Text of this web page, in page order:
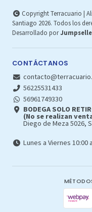
Copyright Terracuario |
Santiago 2026. Todos los
Desarrollado por
CONTÁCTANOS
56225531433
56961749330
BODEGA SOLO
(No se realizan
Diego de Meza 5026,
Lunes a Viernes 10:00